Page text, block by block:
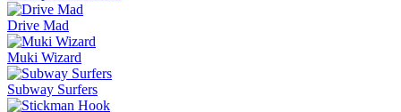
Drive Mad
Muki Wizard
Subway Surfers